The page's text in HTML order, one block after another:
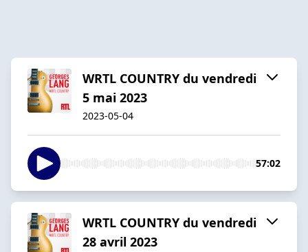
WRTL COUNTRY du vendredi
5 mai 2023
2023-05-04
57:02
WRTL COUNTRY du vendredi
28 avril 2023